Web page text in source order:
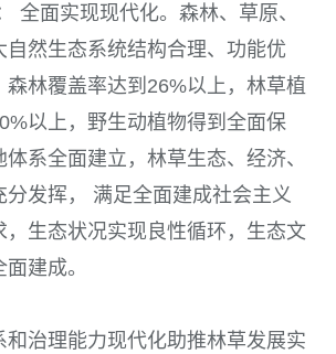
全面实现现代化。森林、草原、
自然生态系统结构合理、功能优
林覆盖率达到 26%以上，林草植
以上，野生动植物得到全面保
系全面建立，林草生态、经济、
分发挥， 满足全面建成社会主义
，生态状况实现良性循环，生态文
建成。
和治理能力现代化助推林草发展实